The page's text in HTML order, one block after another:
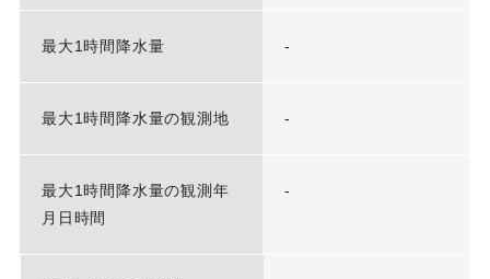
最大1時間降水量 -
最大1時間降水量の観測地 -
最大1時間降水量の観測年
月日時間
-